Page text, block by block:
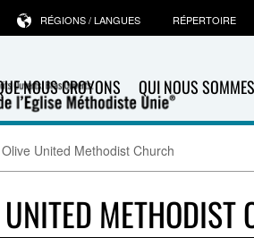
NOUS CROYONS QUI NOUS SOMMES
RÉGIONS / LANGUES RÉPERTOIRE
United Methodist Church
METHODIST